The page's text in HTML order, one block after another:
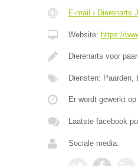
E-mail › Dierenarts
Website: https://
Dierenarts voor
Diensten: Paarden,
Er wordt gewerkt
Laatste facebook
Sociale media: